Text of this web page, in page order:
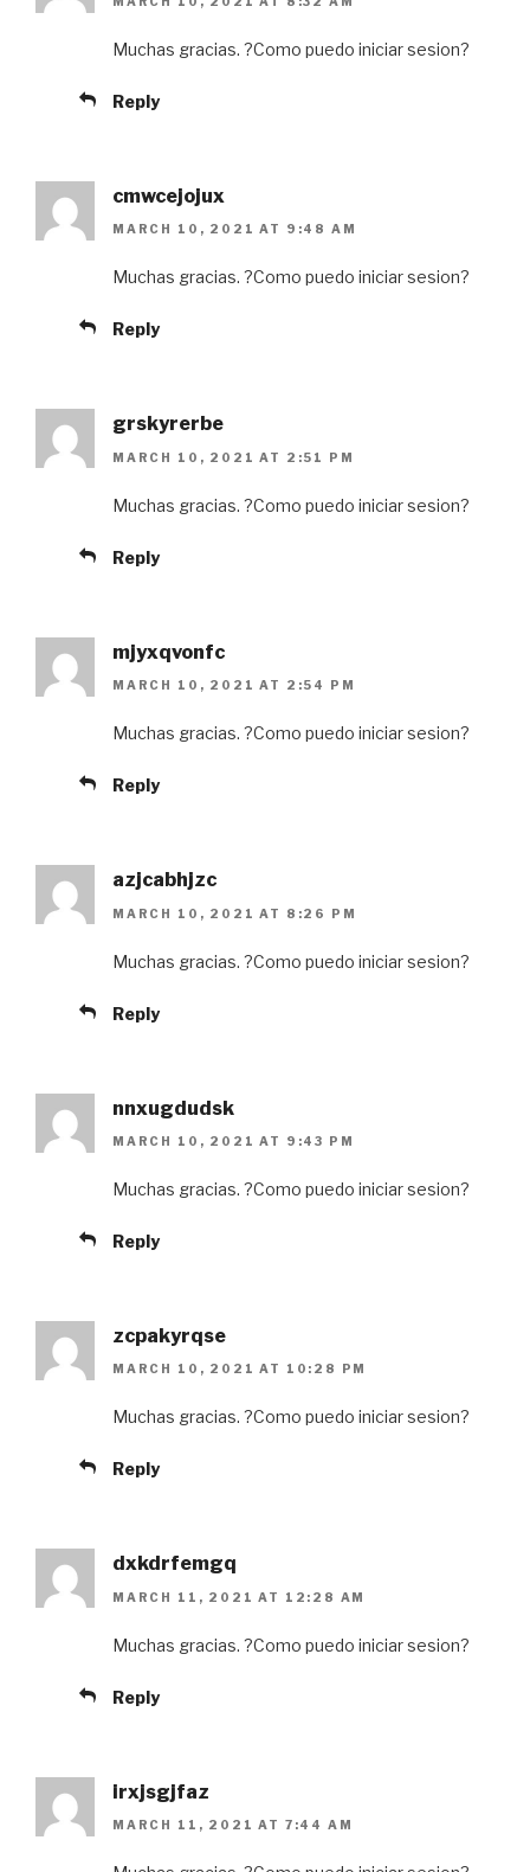
Muchas gracias. ?Como puedo iniciar sesion?
Reply
cmwcejojux
MARCH 10, 2021 AT 9:48 AM
Muchas gracias. ?Como puedo iniciar sesion?
Reply
grskyrerbe
MARCH 10, 2021 AT 2:51 PM
Muchas gracias. ?Como puedo iniciar sesion?
Reply
mjyxqvonfc
MARCH 10, 2021 AT 2:54 PM
Muchas gracias. ?Como puedo iniciar sesion?
Reply
azjcabhjzc
MARCH 10, 2021 AT 8:26 PM
Muchas gracias. ?Como puedo iniciar sesion?
Reply
nnxugdudsk
MARCH 10, 2021 AT 9:43 PM
Muchas gracias. ?Como puedo iniciar sesion?
Reply
zcpakyrqse
MARCH 10, 2021 AT 10:28 PM
Muchas gracias. ?Como puedo iniciar sesion?
Reply
dxkdrfemgq
MARCH 11, 2021 AT 12:28 AM
Muchas gracias. ?Como puedo iniciar sesion?
Reply
irxjsgjfaz
MARCH 11, 2021 AT 7:44 AM